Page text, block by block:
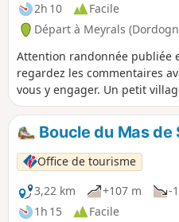
2h 10
Facile
Départ à Meyrals
Attention randonnée publiée
regardez les commentaires
vous y engager. Un petit
patrimoine bâti très riche, et
de randonnée qui montre la
architecturale de la
Boucle du Mas de
Office de tourisme
3,22 km
+107 m
-
1h 15
Facile